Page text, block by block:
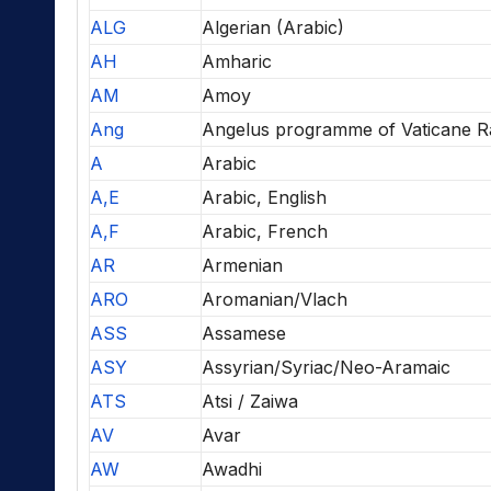
ALG
Algerian (Arabic)
AH
Amharic
AM
Amoy
Ang
Angelus programme of Vaticane
A
Arabic
A,E
Arabic, English
A,F
Arabic, French
AR
Armenian
ARO
Aromanian/Vlach
ASS
Assamese
ASY
Assyrian/Syriac/Neo-Aramaic
ATS
Atsi / Zaiwa
AV
Avar
AW
Awadhi